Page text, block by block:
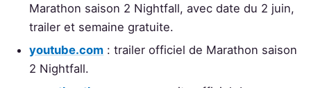
Marathon saison 2 Nightfall, avec date du 2 juin,
trailer et semaine gratuite.
youtube.com : trailer officiel de Marathon saison
2 Nightfall.